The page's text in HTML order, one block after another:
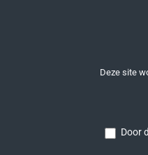
Deze site
Door